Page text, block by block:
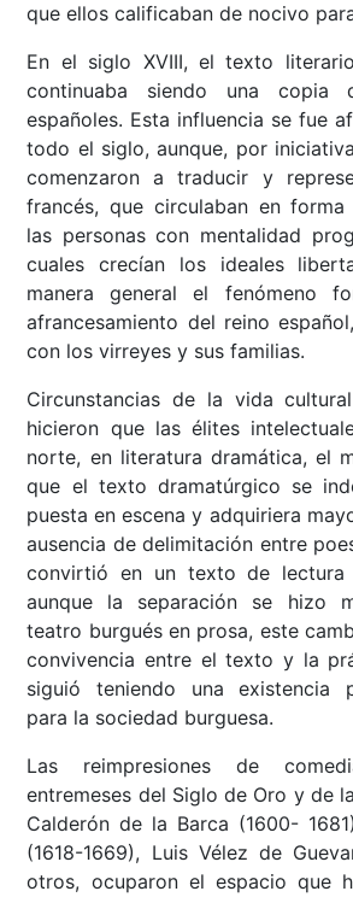
que ellos calificaban de nocivo
En el siglo XVIII, el texto
continuaba siendo una copia
españoles. Esta influencia se fue
todo el siglo, aunque, por
comenzaron a traducir y
francés, que circulaban en forma
las personas con mentalidad
cuales crecían los ideales
manera general el fenómeno
afrancesamiento del reino
con los virreyes y sus familias.
Circunstancias de la vida
hicieron que las élites
norte, en literatura dramática, el
que el texto dramatúrgico se
puesta en escena y adquiriera
ausencia de delimitación entre
convirtió en un texto de lectura
aunque la separación se hizo
teatro burgués en prosa, este
convivencia entre el texto y la
siguió teniendo una existencia
para la sociedad burguesa.
Las reimpresiones de
entremeses del Siglo de Oro y de
Calderón de la Barca (1600-
(1618-1669), Luis Vélez de
otros, ocuparon el espacio que